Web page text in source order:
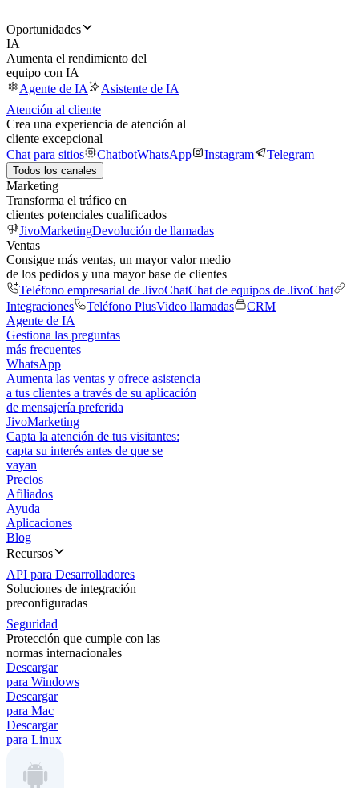
Oportunidades
IA
Aumenta el rendimiento del
equipo con IA
Agente de IA
Asistente de IA
Atención al cliente
Crea una experiencia de atención al
cliente excepcional
Chat para sitios
ChatbotWhatsApp Instagram Telegram
Todos los canales
Marketing
Transforma el tráfico en
clientes potenciales cualificados
JivoMarketingDevolución de llamadas
Ventas
Consigue más ventas, un mayor valor medio
de los pedidos y una mayor base de clientes
Teléfono empresarial de JivoChatChat de equipos de JivoChat
Integraciones
Teléfono PlusVideo llamadas
CRM
Agente de IA
Gestiona las preguntas
más frecuentes
WhatsApp
Aumenta las ventas y ofrece asistencia
a tus clientes a través de su aplicación
de mensajería preferida
JivoMarketing
Capta la atención de tus visitantes:
capta su interés antes de que se
vayan
Precios
Afiliados
Ayuda
Aplicaciones
Blog
Recursos
API para Desarrolladores
Soluciones de integración
preconfiguradas
Seguridad
Protección que cumple con las
normas internacionales
Descargar
para Windows
Descargar
para Mac
Descargar
para Linux